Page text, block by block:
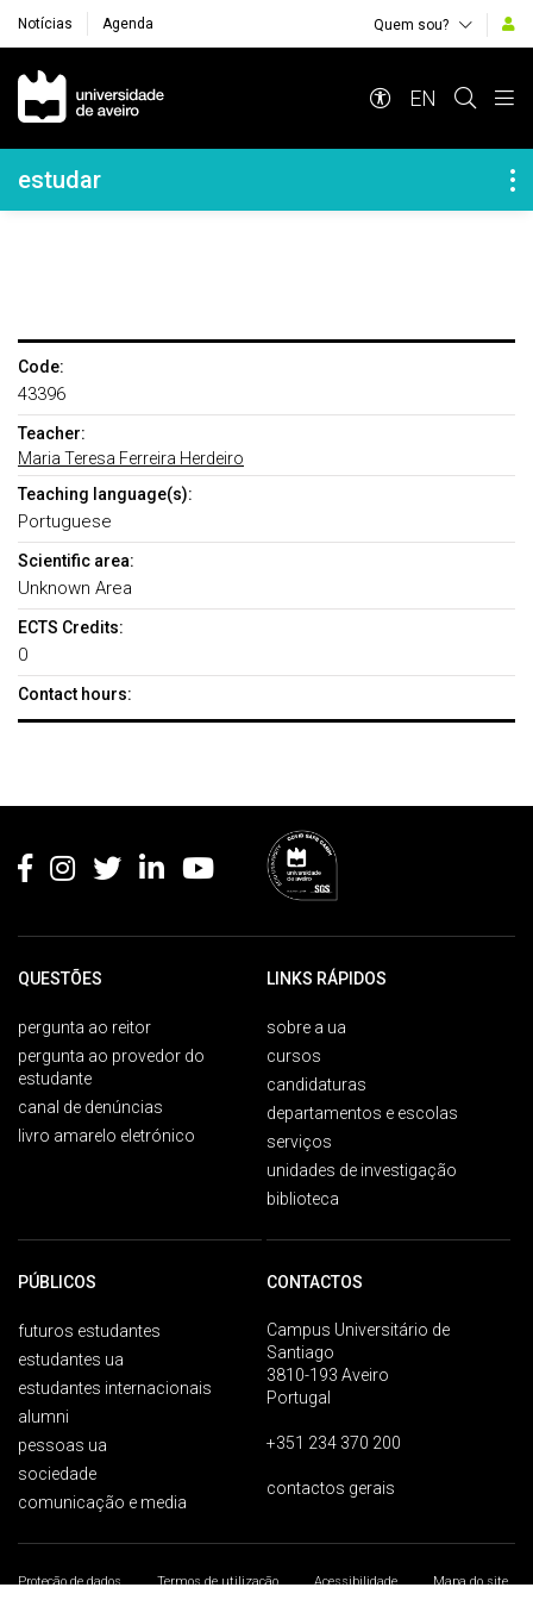
Notícias Agenda Quem sou?
Navegação Principal
EN
Navegação Lateral
estudar
Code:
43396
Teacher:
Maria Teresa Ferreira Herdeiro
Teaching language(s):
Portuguese
Scientific area:
Unknown Area
ECTS Credits:
0
Contact hours:
QUESTÕES
pergunta ao reitor
pergunta ao provedor do
estudante
canal de denúncias
livro amarelo eletrónico
LINKS RÁPIDOS
sobre a ua
cursos
candidaturas
departamentos e escolas
serviços
unidades de investigação
biblioteca
PÚBLICOS
futuros estudantes
estudantes ua
estudantes internacionais
alumni
pessoas ua
sociedade
comunicação e media
CONTACTOS
Campus Universitário de
Santiago
3810-193 Aveiro
Portugal
+351 234 370 200
contactos gerais
Proteção de dados Termos de utilização Acessibilidade Mapa do site